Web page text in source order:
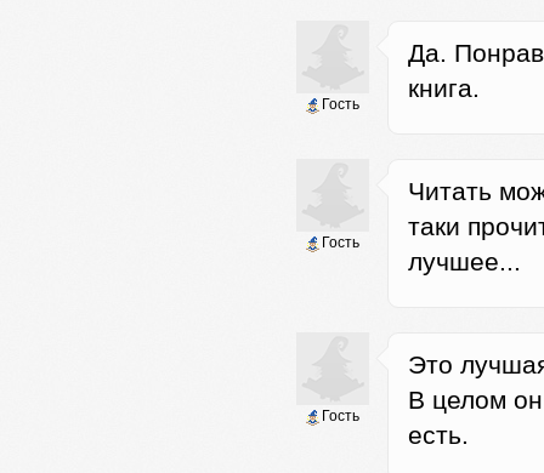
Гость
Да.
книга.
Гость
Читать
таки
лучшее...
Гость
Это
В целом он
есть.